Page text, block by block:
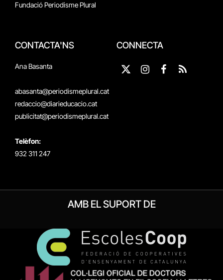
Fundació Periodisme Plural
CONTACTA'NS
Ana Basanta
abasanta@periodismeplural.cat
redaccio@diarieducacio.cat
publicitat@periodismeplural.cat
Telèfon:
932 311 247
CONNECTA
X
InstagramFacebook
RSS
AMB EL SUPORT DE